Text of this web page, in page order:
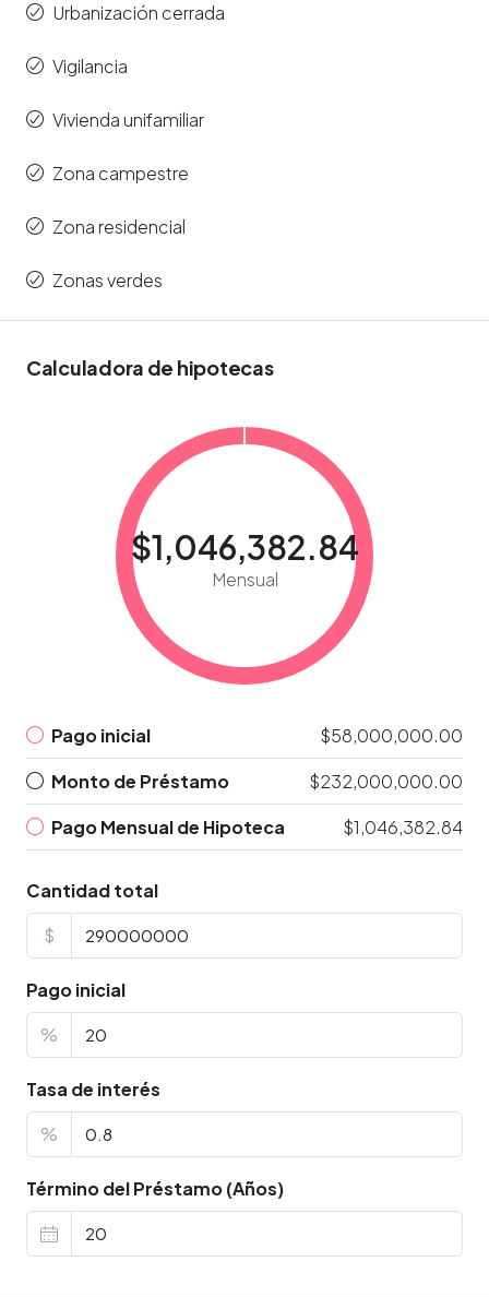
Urbanización cerrada
Vigilancia
Vivienda unifamiliar
Zona campestre
Zona residencial
Zonas verdes
Calculadora de hipotecas
$1,046,382.84
Mensual
Pago inicial
$58,000,000.00
Monto de Préstamo
$232,000,000.00
Pago Mensual de Hipoteca
$1,046,382.84
Cantidad total
$
Pago inicial
%
Tasa de interés
%
Término del Préstamo (Años)